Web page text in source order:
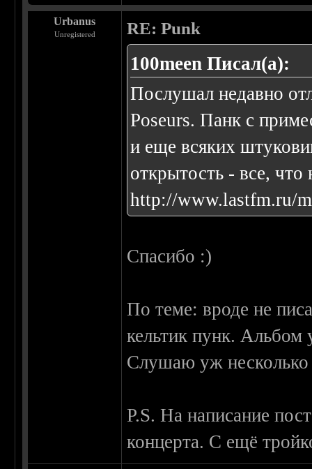
Urbanus
Unregistered RE: Punk
100meen Писал(а):
Послушал недавно
Poseurs. Панк с
и еще всяких
открытость - все,
http://www.lastfm.ru/
Спасибо :)
По теме: вроде не
кельтик пунк.
Слушаю уж несколько
P.S. На написание
концерта. С ещё